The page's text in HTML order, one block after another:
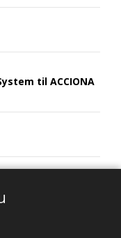
til ACCIONA
Åland